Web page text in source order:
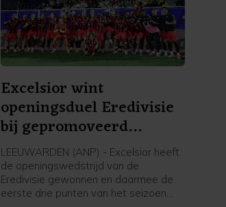
Excelsior wint
openingsduel Eredivisie
bij gepromoveerd
Cambuur
LEEUWARDEN (ANP) - Excelsior heeft
de openingswedstrijd van de
Eredivisie gewonnen en daarmee de
eerste drie punten van het seizoen